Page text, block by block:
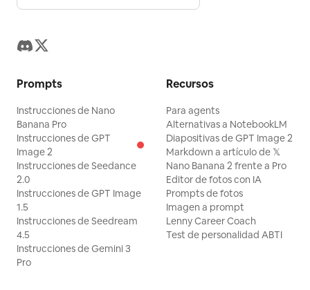
Prompts
Instrucciones de Nano
Banana Pro
Instrucciones de GPT
Image 2
Instrucciones de Seedance
2.0
Instrucciones de GPT Image
1.5
Instrucciones de Seedream
4.5
Instrucciones de Gemini 3
Pro
Recursos
Para agents
Alternativas a NotebookLM
Diapositivas de GPT Image 2
Markdown a artículo de 𝕏
Nano Banana 2 frente a Pro
Editor de fotos con IA
Prompts de fotos
Imagen a prompt
Lenny Career Coach
Test de personalidad ABTI